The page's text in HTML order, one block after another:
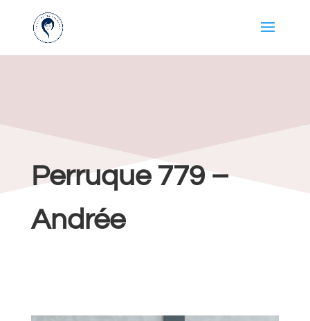
Perruque 779 –
Andrée